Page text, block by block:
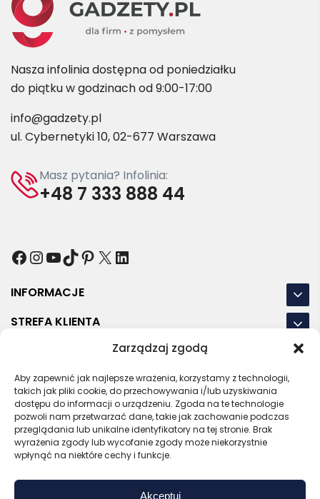
Zarządzaj zgodą
Aby zapewnić jak najlepsze wrażenia, korzystamy z technologii,
takich jak pliki cookie, do przechowywania i/lub uzyskiwania
dostępu do informacji o urządzeniu. Zgoda na te technologie
pozwoli nam przetwarzać dane, takie jak zachowanie podczas
przeglądania lub unikalne identyfikatory na tej stronie. Brak
wyrażenia zgody lub wycofanie zgody może niekorzystnie
wpłynąć na niektóre cechy i funkcje.
Akceptuj
Nasza infolinia dostępna od poniedziałku
do piątku w godzinach od 9:00-17:00
info@gadzety.pl
ul. Cybernetyki 10, 02-677 Warszawa
Masz pytania? Infolinia:
+48 7 333 888 44
Facebook
Instagram
YouTube
TikTok
Pinterest
X LinkedIn
INFORMACJE
STREFA KLIENTA
NASZE LOKALIZACJE
OSTATNIE POSTY
RODOREGULAMINPOLITYKA PRYWATNOŚCI